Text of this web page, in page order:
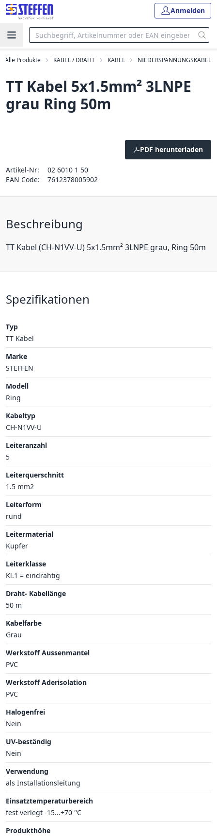
Anmelden
Alle Produkte KABEL / DRAHT KABEL NIEDERSPANNUNGSKABEL
TT Kabel 5x1.5mm² 3LNPE
grau Ring 50m
PDF herunterladen
Artikel-Nr:
02 6010 1 50
EAN Code:
7612378005902
Beschreibung
TT Kabel (CH-N1VV-U) 5x1.5mm² 3LNPE grau, Ring 50m
Spezifikationen
Typ
TT Kabel
Marke
STEFFEN
Modell
Ring
Kabeltyp
CH-N1VV-U
Leiteranzahl
5
Leiterquerschnitt
1.5 mm2
Leiterform
rund
Leitermaterial
Kupfer
Leiterklasse
Kl.1 = eindrähtig
Draht- Kabellänge
50 m
Kabelfarbe
Grau
Werkstoff Aussenmantel
PVC
Werkstoff Aderisolation
PVC
Halogenfrei
Nein
UV-beständig
Nein
Verwendung
als Installationsleitung
Einsatztemperaturbereich
fest verlegt -15...+70 °C
Produkthöhe